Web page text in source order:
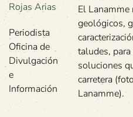
El Lanamme
geológicos,
taludes,
soluciones
carretera
Lanamme).
Rojas Arias
Periodista
Oficina de
Divulgación
e
Información